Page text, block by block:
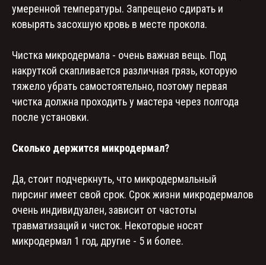
умеренной температуры. Запрещено сдирать и
ковырять засохшую кровь в месте прокола.
Чистка микродермала - очень важная вещь. Под
накруткой скапливается различная грязь, которую
тяжело убрать самостоятельно, поэтому первая
чистка должна проходить у мастера через полгода
после установки.
Сколько держится микродермал?
Да, стоит подчеркнуть, что микродермальный
пирсинг имеет свой срок. Срок жизни микродермалов
очень индивидуален, зависит от частоты
травматизаций и чисток. Некоторые носят
микродермал 1 год, другие - 5 и более.